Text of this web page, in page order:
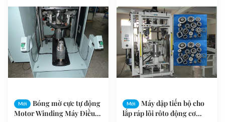
Mới
Bóng mờ cực tự động
Motor Winding Máy Điều
Mới
Máy dập tiến bộ cho
lắp ráp lõi rôto động cơ